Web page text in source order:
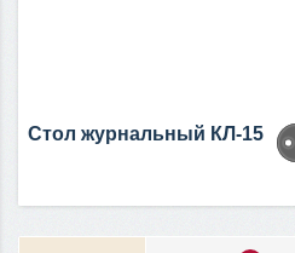
Стол журнальный КЛ-15